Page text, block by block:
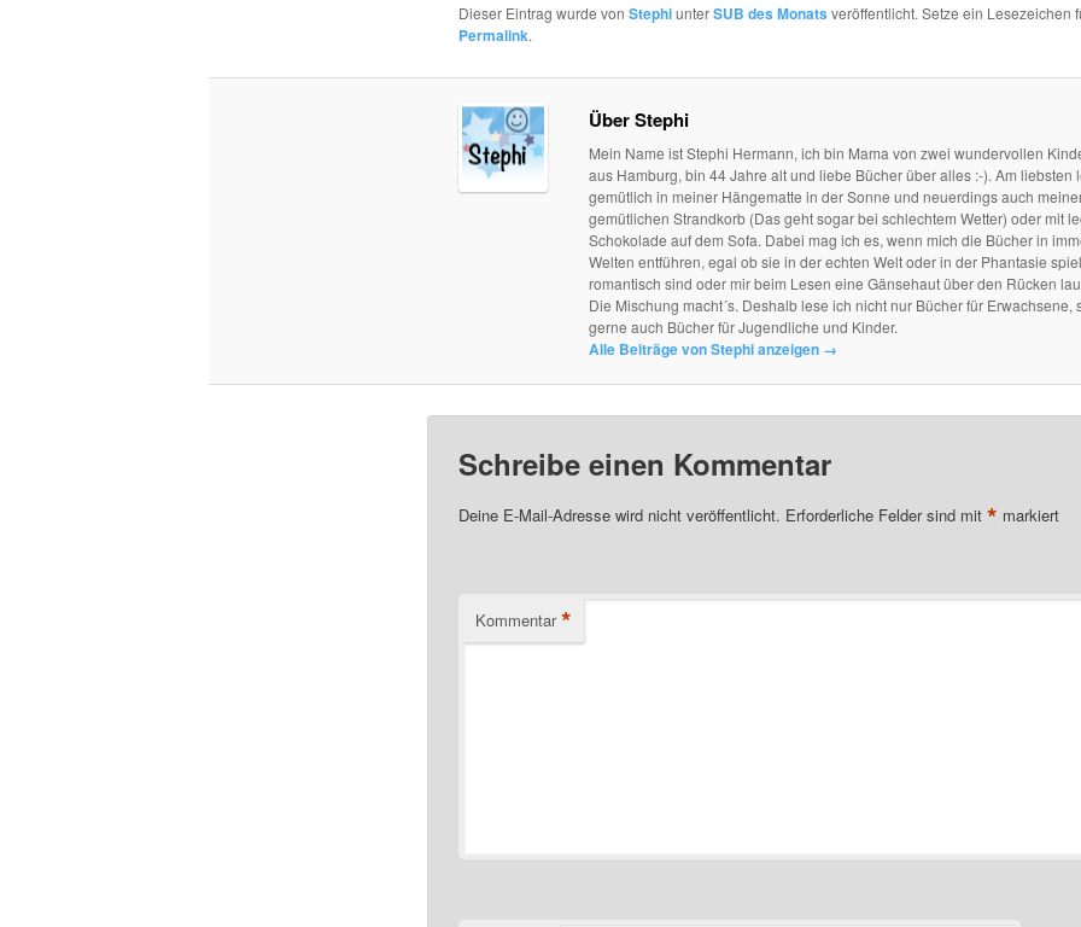
Dieser Eintrag wurde von StephiunterSUB des Monats veröffentlicht. Setze ein Lesezeichen
Permalink.
Über Stephi
Mein Name ist Stephi Hermann, ich bin Mama von zwei wundervollen
aus Hamburg, bin 44 Jahre alt und liebe Bücher über alles :-). Am liebsten
gemütlich in meiner Hängematte in der Sonne und neuerdings auch
gemütlichen Strandkorb (Das geht sogar bei schlechtem Wetter) oder mit
Schokolade auf dem Sofa. Dabei mag ich es, wenn mich die Bücher in
Welten entführen, egal ob sie in der echten Welt oder in der Phantasie
romantisch sind oder mir beim Lesen eine Gänsehaut über den Rücken
Die Mischung macht´s. Deshalb lese ich nicht nur Bücher für Erwachsene,
gerne auch Bücher für Jugendliche und Kinder.
Alle Beiträge von Stephi anzeigen →
Schreibe einen Kommentar
Deine E-Mail-Adresse wird nicht veröffentlicht. Erforderliche Felder sind mit * markiert
Kommentar *